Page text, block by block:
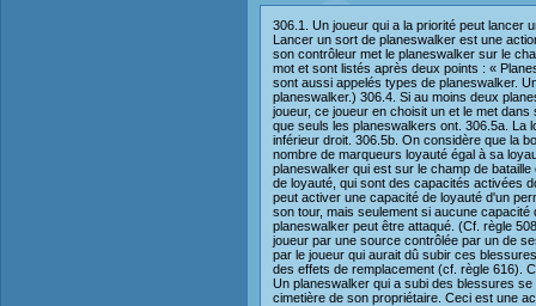
306.1. Un joueur qui a la priorité peut lancer
Lancer un sort de planeswalker est une
son contrôleur met le planeswalker sur le
mot et sont listés après deux points : «
sont aussi appelés types de planeswalker.
planeswalker.) 306.4. Si au moins deux
joueur, ce joueur en choisit un et le met
que seuls les planeswalkers ont. 306.5a. La
inférieur droit. 306.5b. On considère que la
nombre de marqueurs loyauté égal à sa
planeswalker qui est sur le champ de
de loyauté, qui sont des capacités activées
peut activer une capacité de loyauté d'un
son tour, mais seulement si aucune
planeswalker peut être attaqué. (Cf. règle
joueur par une source contrôlée par un de
par le joueur qui aurait dû subir ces
des effets de remplacement (cf. règle 616).
Un planeswalker qui a subi des blessures
cimetière de son propriétaire. Ceci est une